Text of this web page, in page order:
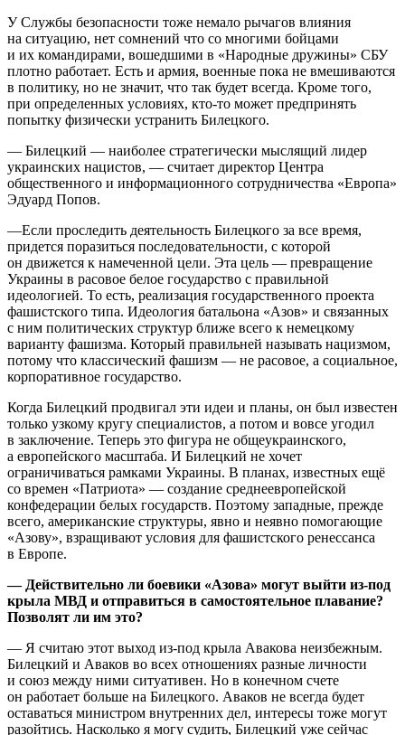
У Службы безопасности тоже немало рычагов влияния
на ситуацию, нет сомнений что со многими бойцами
и их командирами, вошедшими в «Народные дружины» СБУ
плотно работает. Есть и армия, военные пока не вмешиваются
в политику, но не значит, что так будет всегда. Кроме того,
при определенных условиях, кто-то может предпринять
попытку физически устранить Билецкого.
— Билецкий — наиболее стратегически мыслящий лидер
украинских нацистов, — считает директор Центра
общественного и информационного сотрудничества «Европа»
Эдуард Попов.
—Если проследить деятельность Билецкого за все время,
придется поразиться последовательности, с которой
он движется к намеченной цели. Эта цель — превращение
Украины в расовое белое государство с правильной
идеологией. То есть, реализация государственного проекта
фашистского типа. Идеология батальона «Азов» и связанных
с ним политических структур ближе всего к немецкому
варианту фашизма. Который правильней называть нацизмом,
потому что классический фашизм — не расовое, а социальное,
корпоративное государство.
Когда Билецкий продвигал эти идеи и планы, он был известен
только узкому кругу специалистов, а потом и вовсе угодил
в заключение. Теперь это фигура не общеукраинского,
а европейского масштаба. И Билецкий не хочет
ограничиваться рамками Украины. В планах, известных ещё
со времен «Патриота» — создание среднеевропейской
конфедерации белых государств. Поэтому западные, прежде
всего, американские структуры, явно и неявно помогающие
«Азову», взращивают условия для фашистского ренессанса
в Европе.
— Действительно ли боевики «Азова» могут выйти из-под
крыла МВД и отправиться в самостоятельное плавание?
Позволят ли им это?
— Я считаю этот выход из-под крыла Авакова неизбежным.
Билецкий и Аваков во всех отношениях разные личности
и союз между ними ситуативен. Но в конечном счете
он работает больше на Билецкого. Аваков не всегда будет
оставаться министром внутренних дел, интересы тоже могут
разойтись. Насколько я могу судить, Билецкий уже сейчас